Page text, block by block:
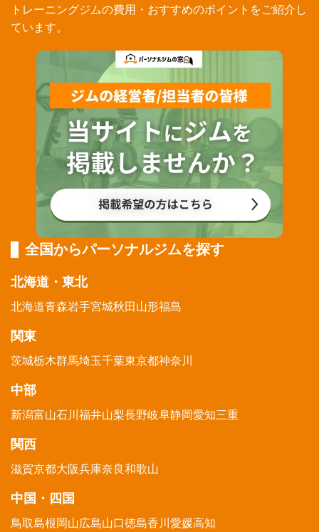
トレーニングジムの費用・おすすめのポイントをご紹介し
ています。
全国からパーソナルジムを探す
北海道・東北
北海道青森岩手宮城秋田山形福島
関東
茨城栃木群馬埼玉千葉東京都神奈川
中部
新潟富山石川 福井山梨長野岐阜静岡愛知三重
関西
滋賀京都大阪兵庫奈良和歌山
中国・四国
鳥取島根岡山広島山口徳島香川 愛媛高知